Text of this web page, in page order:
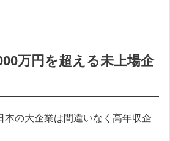
万円を超える未上場企
本の大企業は間違いなく高年収企